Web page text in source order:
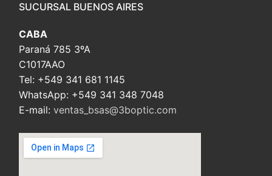
SUCURSAL BUENOS AIRES
CABA
Paraná 785 3ºA
C1017AAO
Tel: +549 341 681 1145
WhatsApp: +549 341 348 7048
E-mail: ventas_bsas@3boptic.com